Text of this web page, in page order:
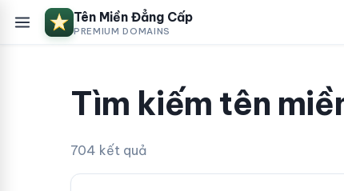
Tên Miền Đẳng Cấp
PREMIUM DOMAINS
Tìm kiếm tên
704 kết quả